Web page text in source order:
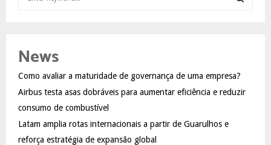
h
o
r
:
R
News
Como avaliar a maturidade de governança de uma empresa?
Airbus testa asas dobráveis para aumentar eficiência e reduzir
consumo de combustível
Latam amplia rotas internacionais a partir de Guarulhos e
reforça estratégia de expansão global